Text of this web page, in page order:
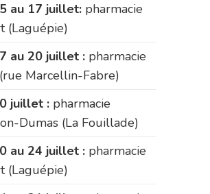
au 17 juillet: pharmacie
(Laguépie)
au 20 juillet : pharmacie
Marcellin-Fabre)
juillet : pharmacie
Dumas (La Fouillade)
au 24 juillet : pharmacie
(Laguépie)